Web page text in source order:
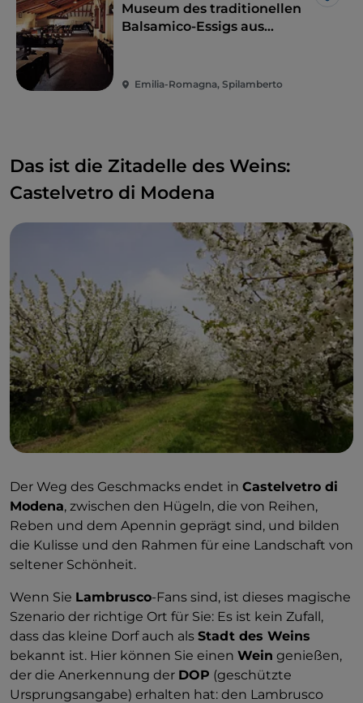
Landes geschätzt: Der prickelndeRotweinist der
am meisten ins Ausland exportierte Wein. Seine
Aromen von roten Früchten lassen keinen Zweifel.
Museum des traditionellen
Balsamico-Essigs aus
Emilia-Romagna, Spilamberto
Das ist die Zitadelle des Weins:
Castelvetro di Modena
Der Weg des Geschmacks endet in Castelvetro di
Modena, zwischen den Hügeln, die von Reihen,
Reben und dem Apennin geprägt sind, und bilden
die Kulisse und den Rahmen für eine Landschaft von
seltener Schönheit.
Wenn Sie Lambrusco-Fans sind, ist dieses magische
Szenario der richtige Ort für Sie: Es ist kein Zufall,
dass das kleine Dorf auch als Stadt des Weins
bekannt ist. Hier können Sie einen Wein genießen,
der die Anerkennung der DOP (geschützte
Ursprungsangabe) erhalten hat: den Lambrusco